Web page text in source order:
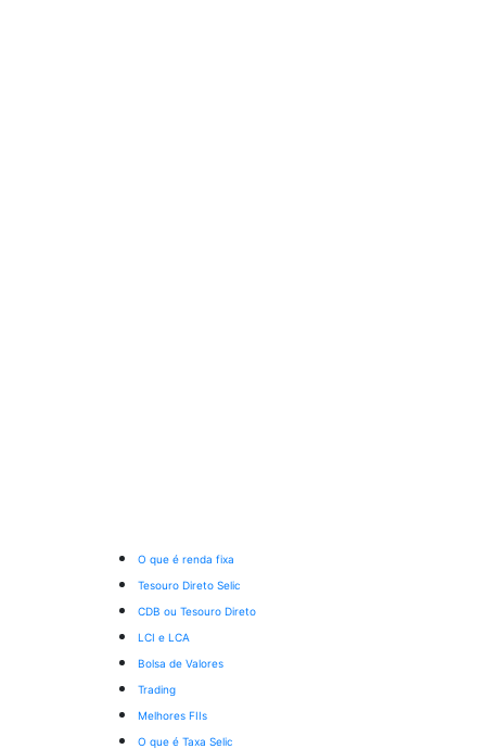
O que é renda fixa
Tesouro Direto Selic
CDB ou Tesouro Direto
LCI e LCA
Bolsa de Valores
Trading
Melhores FIIs
O que é Taxa Selic